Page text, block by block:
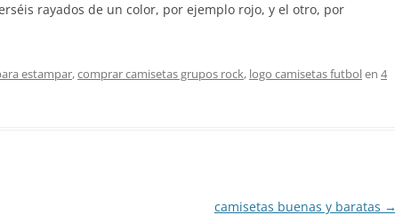
rayados de un color, por ejemplo rojo, y el otro, por
estampar,comprar camisetas grupos rock, logo camisetas futbolen 4
camisetas buenas y baratas →